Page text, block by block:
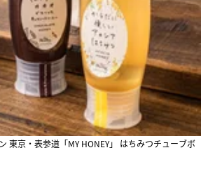
東京・表参道「MY HONEY」 はちみつチューブボ